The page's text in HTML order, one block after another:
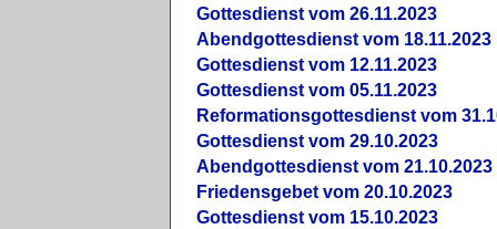
Gottesdienst vom 26.11.2023
Abendgottesdienst vom 18.11.2023
Gottesdienst vom 12.11.2023
Gottesdienst vom 05.11.2023
Reformationsgottesdienst vom
Gottesdienst vom 29.10.2023
Abendgottesdienst vom 21.10.2023
Friedensgebet vom 20.10.2023
Gottesdienst vom 15.10.2023